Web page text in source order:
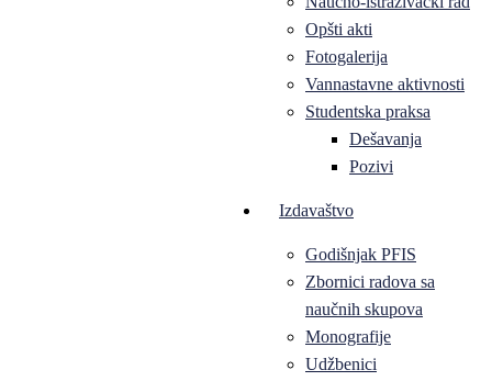
Opšti akti
Fotogalerija
Vannastavne aktivnosti
Studentska praksa
Dešavanja
Pozivi
Izdavaštvo
Godišnjak PFIS
Zbornici radova sa
naučnih skupova
Monografije
Udžbenici